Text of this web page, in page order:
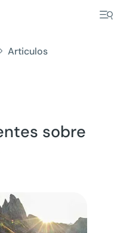
5 Articulos
sobre